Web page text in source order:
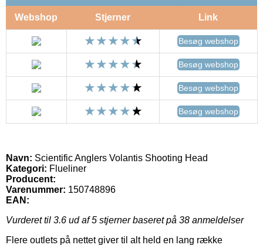
Webshop Stjerner Link
Besøg webshop
Besøg webshop
Besøg webshop
Besøg webshop
Navn: Scientific Anglers Volantis Shooting Head
Kategori: Flueliner
Producent:
Varenummer: 150748896
EAN:
Vurderet til 3.6 ud af 5 stjerner baseret på 38 anmeldelser
Flere outlets på nettet giver til alt held en lang række